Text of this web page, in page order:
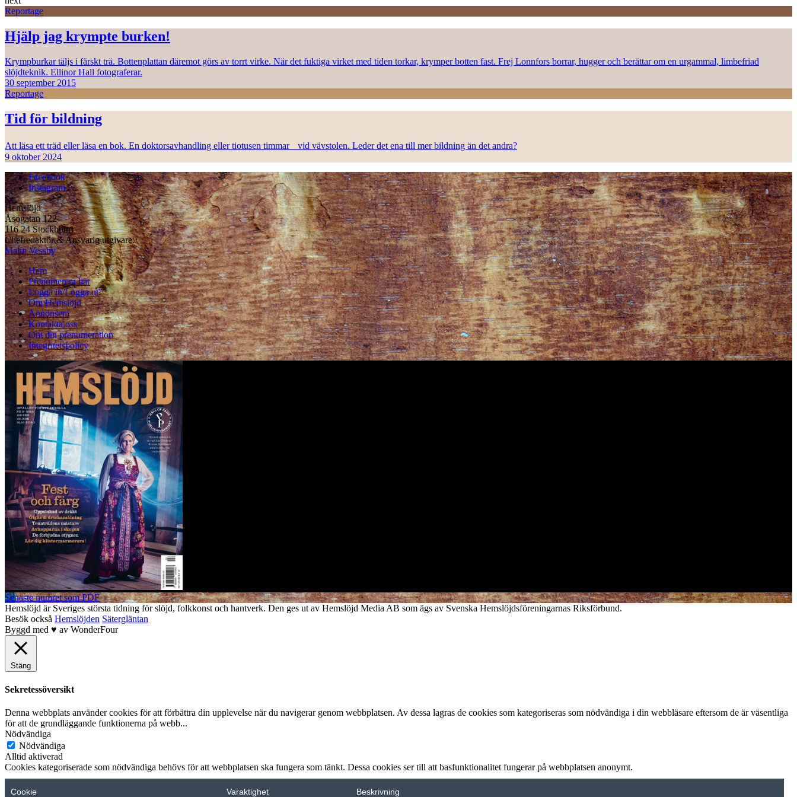
Reportage
Hjälp jag krympte burken!
Krympburkar täljs i färskt trä. Bottenplattan däremot görs av torrt virke. När det fuktiga virket med tiden torkar, krymper botten fast. Frej Lonnfors borrar, hugger och berättar om en urgammal, limbefriad
slöjdteknik. Ellinor Hall fotograferar.
30 september 2015
Reportage
Tid för bildning
Att läsa ett träd eller läsa en bok. En doktorsavhandling eller tiotusen timmar vid vävstolen. Leder det ena till mer bildning än det andra?
9 oktober 2024
Facebook
Instagram
Hemslöjd
Åsögatan 122
116 24 Stockholm
Chefredaktör & Ansvarig utgivare:
Malin Vessby
Hem
Prenumerera här
Logga in/Logga ut
Om Hemslöjd
Annonsera
Kontakta oss
Om din prenumeration
Integritetspolicy
Senaste numret som PDF
Hemslöjd är Sveriges största tidning för slöjd, folkkonst och hantverk. Den ges ut av Hemslöjd Media AB som ägs av Svenska Hemslöjdsföreningarnas Riksförbund.
Besök också Hemslöjden Sätergläntan
Byggd med ♥ av WonderFour
Stäng
Sekretessöversikt
Denna webbplats använder cookies för att förbättra din upplevelse när du navigerar genom webbplatsen. Av dessa lagras de cookies som kategoriseras som nödvändiga i din webbläsare eftersom de är väsentliga
för att de grundläggande funktionerna på webb...
Nödvändiga
Nödvändiga
Alltid aktiverad
Cookies kategoriserade som nödvändiga behövs för att webbplatsen ska fungera som tänkt. Dessa cookies ser till att basfunktionalitet fungerar på webbplatsen anonymt.
Cookie Varaktighet Beskrivning